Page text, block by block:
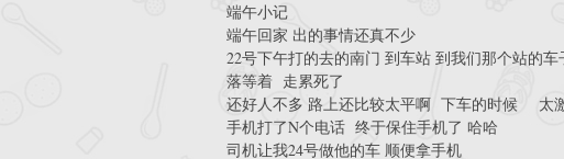
端午小记
端午回家 出的事情还真不少
22号下午打的去的南门 到车站 到我们那个站的
落等着 走累死了
还好人不多 路上还比较太平啊 下车的时候 太
手机打了N个电话 终于保住手机了 哈哈
司机让我24号做他的车 顺便拿手机